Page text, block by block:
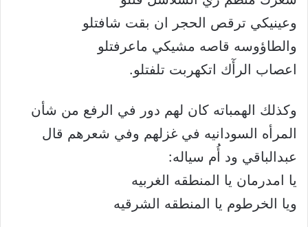
وعينيكي ترقص الحجر ان بقت شافتلو
والطاؤوسه قاصه مشيكي ماعرفتلو
اعصاب الرأٓك اتكهربت تلفتلو.
وكذلك الهمباته كان لهم دور في الرفع من شأن
المرأه السودانيه في غزلهم وفي شعرهم قال
عبدالباقي ود أُم سياله:
يا امدرمان يا المنطقه الغربيه
ويا الخرطوم يا المنطقه الشرقيه